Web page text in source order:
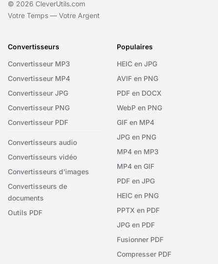
© 2026 CleverUtils.com
Votre Temps — Votre Argent
Convertisseurs
Convertisseur MP3
Convertisseur MP4
Convertisseur JPG
Convertisseur PNG
Convertisseur PDF
Convertisseurs audio
Convertisseurs vidéo
Convertisseurs d'images
Convertisseurs de
documents
Outils PDF
Populaires
HEIC en JPG
AVIF en PNG
PDF en DOCX
WebP en PNG
GIF en MP4
JPG en PNG
MP4 en MP3
MP4 en GIF
PDF en JPG
HEIC en PNG
PPTX en PDF
JPG en PDF
Fusionner PDF
Compresser PDF